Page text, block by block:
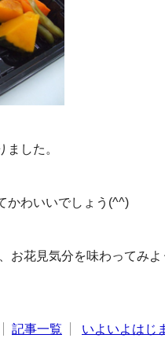
した。
かわいいでしょう(^^)
お花見気分を味わってみよ
記事一覧 いよいよはじ